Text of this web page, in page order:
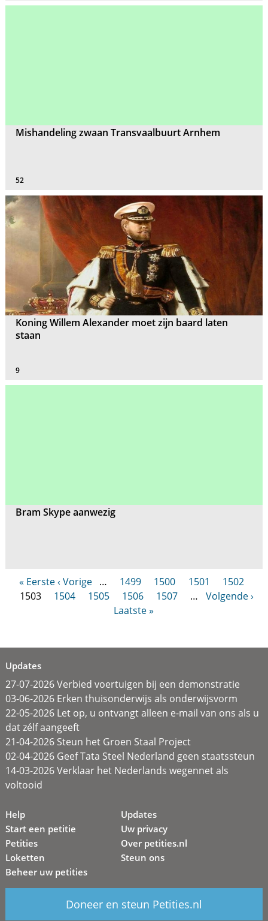
Mishandeling zwaan Transvaalbuurt Arnhem
52
Koning Willem Alexander moet zijn baard laten
staan
9
Bram Skype aanwezig
« Eerste ‹ Vorige … 1499 1500 1501
1502
1503
1504 1505 1506 1507 …
Volgende ›
Laatste »
Updates
27-07-2026 Verbied voertuigen bij een demonstratie
03-06-2026 Erken thuisonderwijs als onderwijsvorm
22-05-2026 Let op, u ontvangt alleen e-mail van ons als u
dat zélf aangeeft
21-04-2026 Steun het Groen Staal Project
02-04-2026 Geef Tata Steel Nederland geen staatssteun
14-03-2026 Verklaar het Nederlands wegennet als
voltooid
Help
Start een petitie
Petities
Loketten
Beheer uw petities
Updates
Uw privacy
Over petities.nl
Steun ons
Doneer en steun Petities.nl